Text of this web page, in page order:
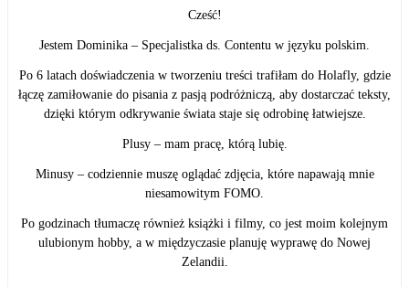
Cześć!
Jestem Dominika – Specjalistka ds. Contentu w języku polskim.
Po 6 latach doświadczenia w tworzeniu treści trafiłam do Holafly, gdzie
łączę zamiłowanie do pisania z pasją podróżniczą, aby dostarczać teksty,
dzięki którym odkrywanie świata staje się odrobinę łatwiejsze.
Plusy – mam pracę, którą lubię.
Minusy – codziennie muszę oglądać zdjęcia, które napawają mnie
niesamowitym FOMO.
Po godzinach tłumaczę również książki i filmy, co jest moim kolejnym
ulubionym hobby, a w międzyczasie planuję wyprawę do Nowej
Zelandii.